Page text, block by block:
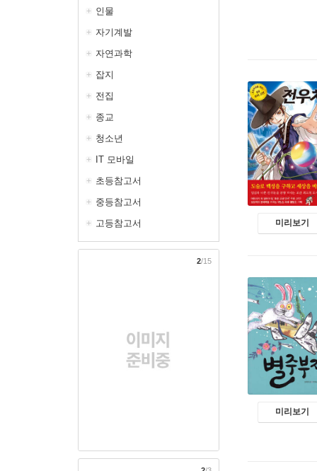
인물
자기계발
자연과학
잡지
전집
종교
청소년
IT 모바일
초등참고서
중등참고서
고등참고서
2/15
미리보기
미리보기